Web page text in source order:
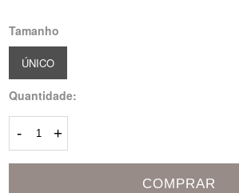
Tamanho
ÚNICO
Quantidade:
- +
COMPRAR